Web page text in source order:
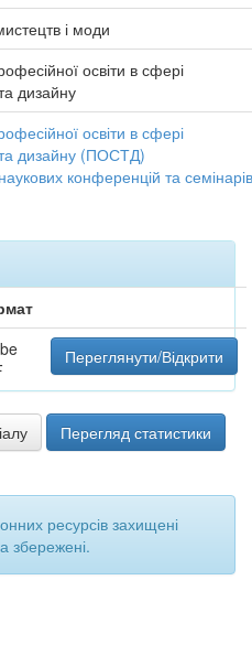
і моди
освіти в сфері
дизайну
освіти в сфері
та дизайну (ПОСТД)
конференцій та семінарів
Переглянути/Відкрити
Перегляд статистики
ресурсів захищені
збережені.